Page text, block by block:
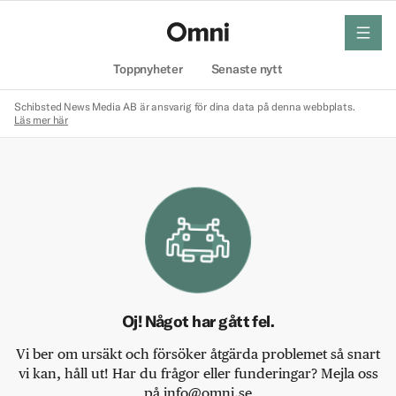
Toppnyheter Senaste nytt
meny
Schibsted News Media AB är ansvarig för dina data på denna webbplats.
Läs mer här
Oj! Något har gått fel.
Vi ber om ursäkt och försöker åtgärda problemet så snart
vi kan, håll ut! Har du frågor eller funderingar? Mejla oss